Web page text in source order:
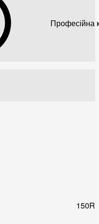
Професійна
150R